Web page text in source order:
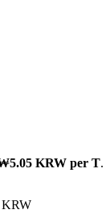
KRW per T
KRW